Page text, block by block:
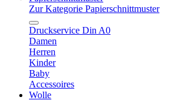
Zur Kategorie Papierschnittmuster
Druckservice Din A0
Damen
Herren
Kinder
Baby
Accessoires
Wolle